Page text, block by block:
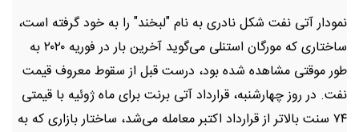
نمودار آتی نفت شکل نادری به نام "لبخند" را به خود گرفته است،
ساختاری که مورگان استنلی می‌گوید آخرین بار در فوریه ۲۰۲۰ به
طور موقتی مشاهده شده بود، درست قبل از سقوط معروف قیمت
نفت. در روز چهارشنبه، قرارداد آتی برنت برای ماه ژوئیه با قیمتی
۷۴ سنت بالاتر از قرارداد اکتبر معامله می‌شد، ساختار بازاری که به